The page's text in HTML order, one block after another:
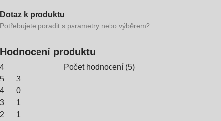
Dotaz k produktu
Potřebujete poradit s parametry nebo výběrem?
Hodnocení produktu
4 Počet hodnocení (5)
5
3
4
0
3
1
2
1